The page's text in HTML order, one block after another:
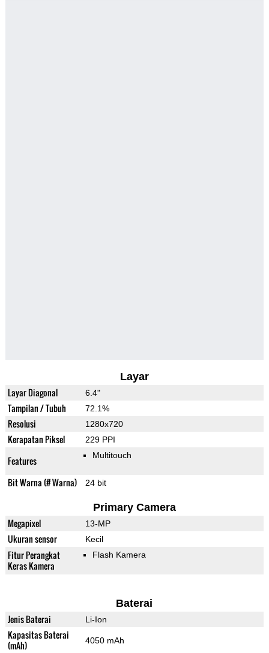
Layar
Layar Diagonal 6.4"
Tampilan / Tubuh 72.1%
Resolusi 1280x720
Kerapatan Piksel 229 PPI
Features Multitouch
Bit Warna (# Warna) 24 bit
Primary Camera
Megapixel 13-MP
Ukuran sensor Kecil
Fitur Perangkat
Keras Kamera
Flash Kamera
Baterai
Jenis Baterai Li-Ion
Kapasitas Baterai
(mAh)
4050 mAh